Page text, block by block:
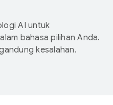
AI untuk
bahasa pilihan Anda.
kesalahan.